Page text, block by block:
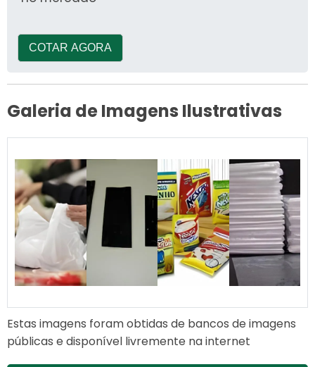
COTAR AGORA
Galeria de Imagens Ilustrativas
Estas imagens foram obtidas de bancos de imagens
públicas e disponível livremente na internet